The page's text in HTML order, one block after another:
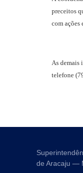
preceitos
com ações
As demais
telefone
de Aracaju —